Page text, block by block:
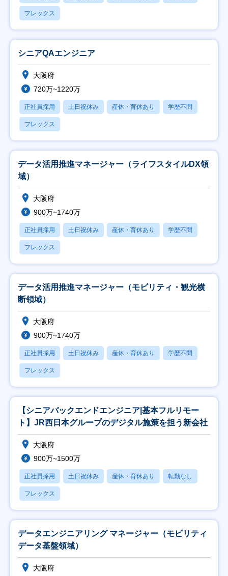
フレックス
シニアQAエンジニア
大阪府
720万~1220万
正社員採用 土日祝休み 産休・育休あり 学歴不問
フレックス
データ活用推進マネージャー（ライフスタイルDX領
域）
大阪府
900万~1740万
正社員採用 土日祝休み 産休・育休あり 学歴不問
フレックス
データ活用推進マネージャー（モビリティ・観光横
断領域）
大阪府
900万~1740万
正社員採用 土日祝休み 産休・育休あり 学歴不問
フレックス
【シニアバックエンドエンジニア|基本フルリモー
ト】JR西日本グループのデジタル施策を担う新会社
大阪府
900万~1500万
正社員採用 土日祝休み 産休・育休あり 転勤なし
フレックス
データエンジニアリング マネージャー（モビリティ
データ基盤領域）
大阪府